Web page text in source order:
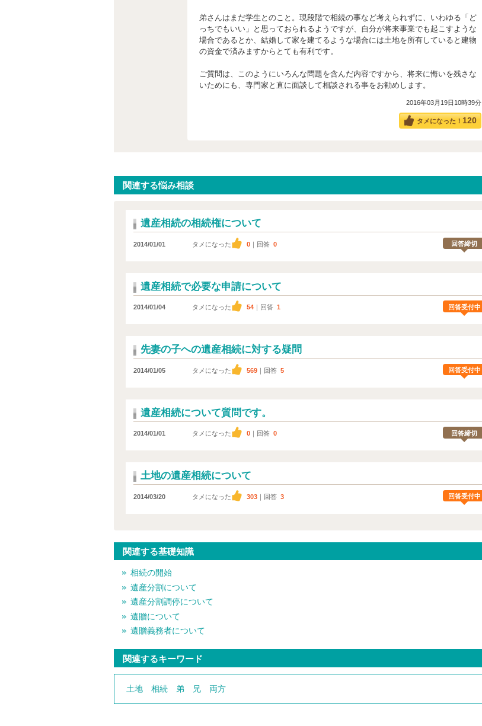
弟さんはまだ学生とのこと。現段階で相続の事など考えられずに、いわゆる「ど
っちでもいい」と思っておられるようですが、自分が将来事業でも起こすような
場合であるとか、結婚して家を建てるような場合には土地を所有していると建物
の資金で済みますからとても有利です。
ご質問は、このようにいろんな問題を含んだ内容ですから、将来に悔いを残さな
いためにも、専門家と直に面談して相談される事をお勧めします。
2016年03月19日10時39分
タメになった！ 120
関連する悩み相談
遺産相続の相続権について
2014/01/01 タメになった 0 ｜回答 0 回答締切
遺産相続で必要な申請について
2014/01/04 タメになった 54 ｜回答 1 回答受付中
先妻の子への遺産相続に対する疑問
2014/01/05 タメになった 569 ｜回答 5 回答受付中
遺産相続について質問です。
2014/01/01 タメになった 0 ｜回答 0 回答締切
土地の遺産相続について
2014/03/20 タメになった 303 ｜回答 3 回答受付中
関連する基礎知識
相続の開始
遺産分割について
遺産分割調停について
遺贈について
遺贈義務者について
関連するキーワード
土地 相続 弟 兄 両方